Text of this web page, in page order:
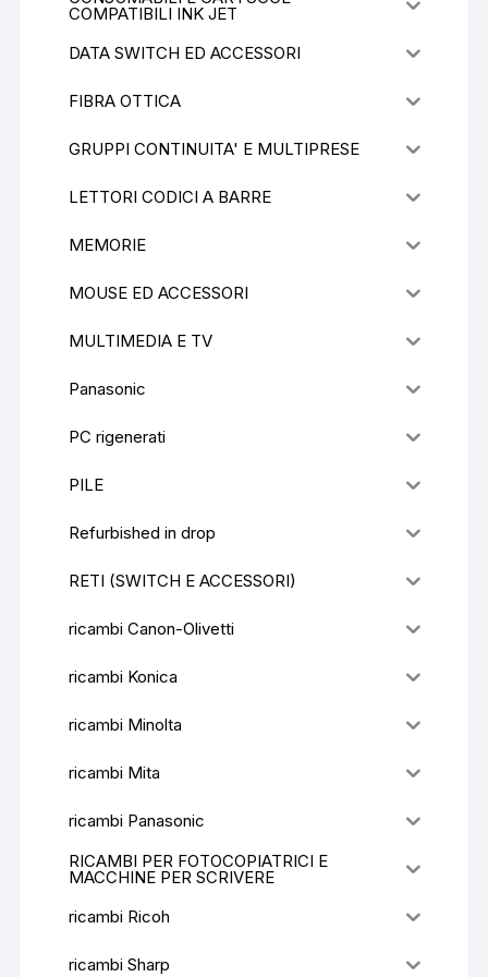
COMPATIBILI INK JET
DATA SWITCH ED ACCESSORI
FIBRA OTTICA
GRUPPI CONTINUITA' E MULTIPRESE
LETTORI CODICI A BARRE
MEMORIE
MOUSE ED ACCESSORI
MULTIMEDIA E TV
Panasonic
PC rigenerati
PILE
Refurbished in drop
RETI (SWITCH E ACCESSORI)
ricambi Canon-Olivetti
ricambi Konica
ricambi Minolta
ricambi Mita
ricambi Panasonic
RICAMBI PER FOTOCOPIATRICI E
MACCHINE PER SCRIVERE
ricambi Ricoh
ricambi Sharp